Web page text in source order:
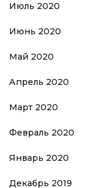
Июль 2020
Июнь 2020
Май 2020
Апрель 2020
Март 2020
Февраль 2020
Январь 2020
Декабрь 2019